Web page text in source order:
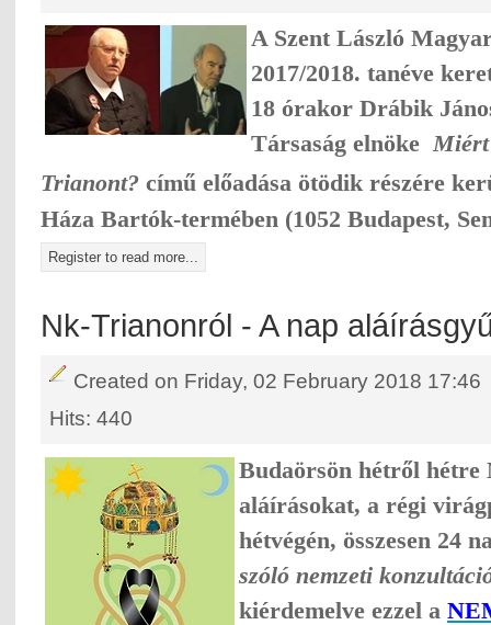
A Szent László
2017/2018. tanéve
18 órakor Drábik
Társaság elnökeMiért
Trianont? című előadása ötödik részére
Háza Bartók-termében (1052 Budapest,
Register to read more...
Nk-Trianonról - A nap
Created on Friday, 02 February 2018 17:46
Hits: 440
Budaörsön hétről
aláírásokat, a régi
hétvégén, összesen 24
szóló nemzeti
kiérdemelve ezzel a